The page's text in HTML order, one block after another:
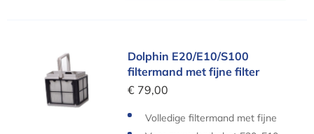
Dolphin E20/E10/S100 filtermand met fijne filter
Dolphin E20/E10/S100
filtermand met fijne filter
€ 79,00
Volledige filtermand met fijne